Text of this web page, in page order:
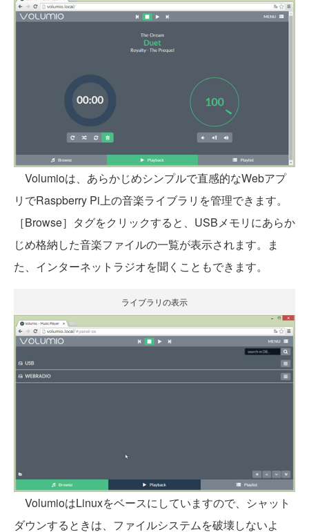
Volumioは、あらかじめシンプルで直感的なWebアプ
リでRaspberry Pi上の音楽ライブラリを管理できます。
［Browse］タグをクリックすると、USBメモリにあらか
じめ格納した音楽ファイルの一覧が表示されます。ま
た、インターネットラジオを聞くこともできます。
ライブラリの表示
VolumioはLinuxをベースにしていますので、シャット
ダウンするときは、ファイルシステムを破壊しないよ